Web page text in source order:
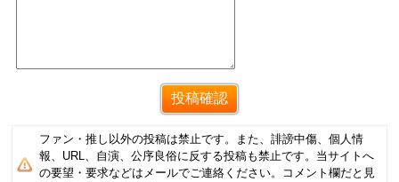
ファン・推し以外の投稿は禁止です。また、誹謗中傷、個人情
報、URL、自演、公序良俗に反する投稿も禁止です。当サイトへ
の要望・要求などはメールでご連絡ください。コメント欄だと見